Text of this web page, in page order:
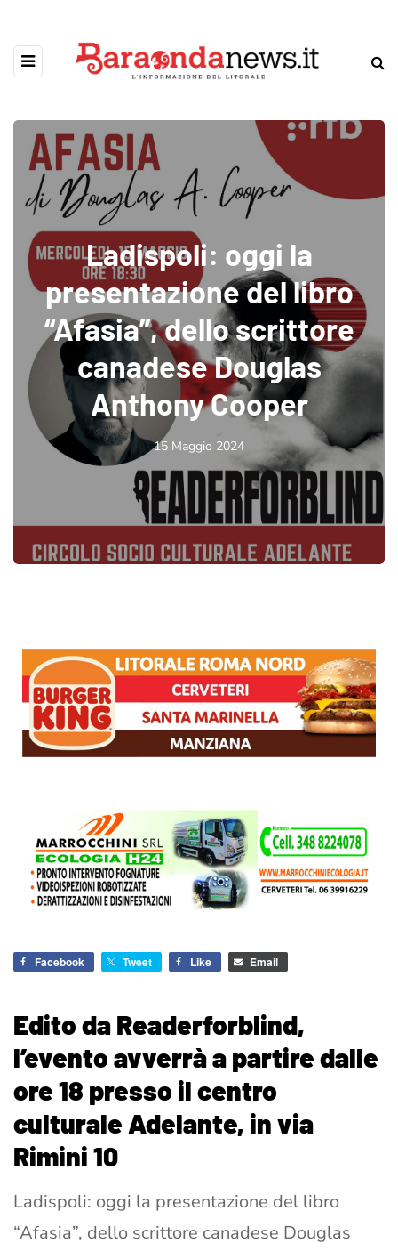
Ladispoli: oggi la
presentazione del libro
“Afasia”, dello scrittore
canadese Douglas
Anthony Cooper
15 Maggio 2024
Facebook Tweet Like Email
Edito da Readerforblind,
l’evento avverrà a partire dalle
ore 18 presso il centro
culturale Adelante, in via
Rimini 10
Ladispoli: oggi la presentazione del libro
“Afasia”, dello scrittore canadese Douglas